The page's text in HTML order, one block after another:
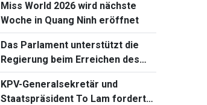
Miss World 2026 wird nächste
Woche in Quang Ninh eröffnet
Das Parlament unterstützt die
Regierung beim Erreichen des
zweistelligen Wachstums
KPV-Generalsekretär und
Staatspräsident To Lam fordert